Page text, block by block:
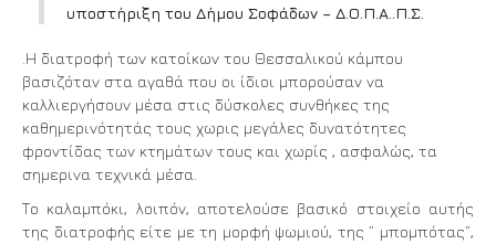
υποστήριξη του Δήμου Σοφάδων – Δ.Ο.Π.Α..Π.Σ.
.Η διατροφή των κατοίκων του Θεσσαλικού κάμπου
βασιζόταν στα αγαθά που οι ίδιοι μπορούσαν να
καλλιεργήσουν μέσα στις δύσκολες συνθήκες της
καθημερινότητάς τους χωρις μεγάλες δυνατότητες
φροντίδας των κτημάτων τους και χωρίς , ασφαλώς, τα
σημερινα τεχνικά μέσα.
Το καλαμπόκι, λοιπόν, αποτελούσε βασικό στοιχείο αυτής
της διατροφής είτε με τη μορφή ψωμιού, της ” μπομπότας”,